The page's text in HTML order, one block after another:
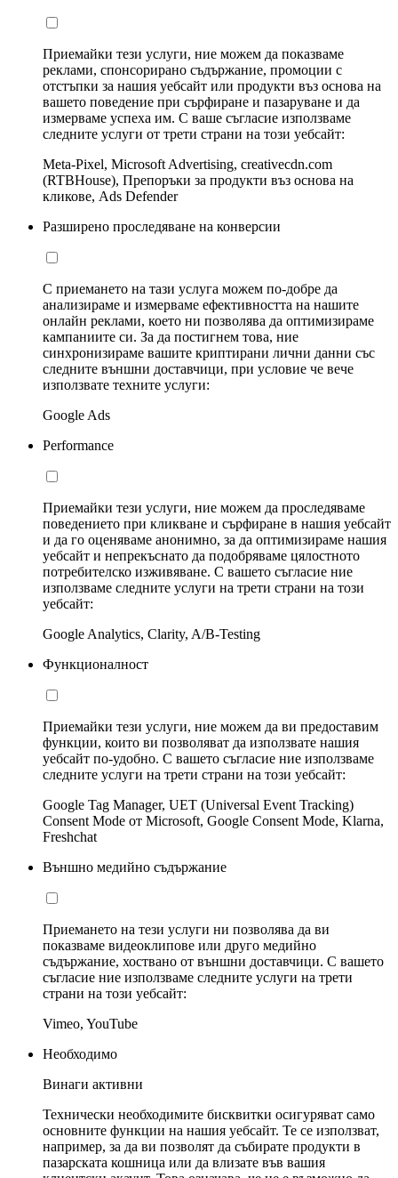
Приемайки тези услуги, ние можем да показваме
реклами, спонсорирано съдържание, промоции с
отстъпки за нашия уебсайт или продукти въз основа на
вашето поведение при сърфиране и пазаруване и да
измерваме успеха им. С ваше съгласие използваме
следните услуги от трети страни на този уебсайт:
Meta-Pixel, Microsoft Advertising, creativecdn.com
(RTBHouse), Препоръки за продукти въз основа на
кликове, Ads Defender
Разширено проследяване на конверсии
С приемането на тази услуга можем по-добре да
анализираме и измерваме ефективността на нашите
онлайн реклами, което ни позволява да оптимизираме
кампаниите си. За да постигнем това, ние
синхронизираме вашите криптирани лични данни със
следните външни доставчици, при условие че вече
използвате техните услуги:
Google Ads
Performance
Приемайки тези услуги, ние можем да проследяваме
поведението при кликване и сърфиране в нашия уебсайт
и да го оценяваме анонимно, за да оптимизираме нашия
уебсайт и непрекъснато да подобряваме цялостното
потребителско изживяване. С вашето съгласие ние
използваме следните услуги на трети страни на този
уебсайт:
Google Analytics, Clarity, A/B-Testing
Функционалност
Приемайки тези услуги, ние можем да ви предоставим
функции, които ви позволяват да използвате нашия
уебсайт по-удобно. С вашето съгласие ние използваме
следните услуги на трети страни на този уебсайт:
Google Tag Manager, UET (Universal Event Tracking)
Consent Mode от Microsoft, Google Consent Mode, Klarna,
Freshchat
Външно медийно съдържание
Приемането на тези услуги ни позволява да ви
показваме видеоклипове или друго медийно
съдържание, хоствано от външни доставчици. С вашето
съгласие ние използваме следните услуги на трети
страни на този уебсайт:
Vimeo, YouTube
Необходимо
Винаги активни
Технически необходимите бисквитки осигуряват само
основните функции на нашия уебсайт. Те се използват,
например, за да ви позволят да събирате продукти в
пазарската кошница или да влизате във вашия